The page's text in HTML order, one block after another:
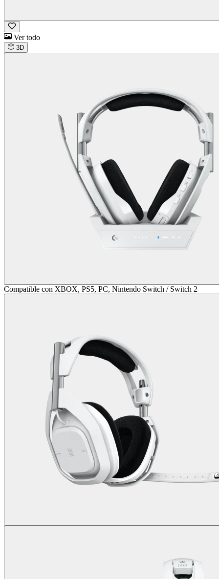
Ver todo
3D
Compatible con XBOX, PS5, PC, Nintendo Switch / Switch 2